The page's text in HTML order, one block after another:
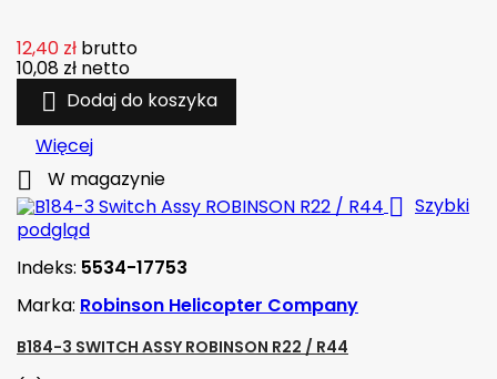
12,40 zł brutto
10,08 zł netto
 Dodaj do koszyka
Więcej
 W magazynie
 Szybki
podgląd
Indeks: 5534-17753
Marka: Robinson Helicopter Company
B184-3 SWITCH ASSY ROBINSON R22 / R44